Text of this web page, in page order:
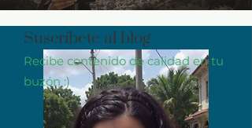
Suscríbete al blog
Recibe contenido de calidad en tu
buzón :)